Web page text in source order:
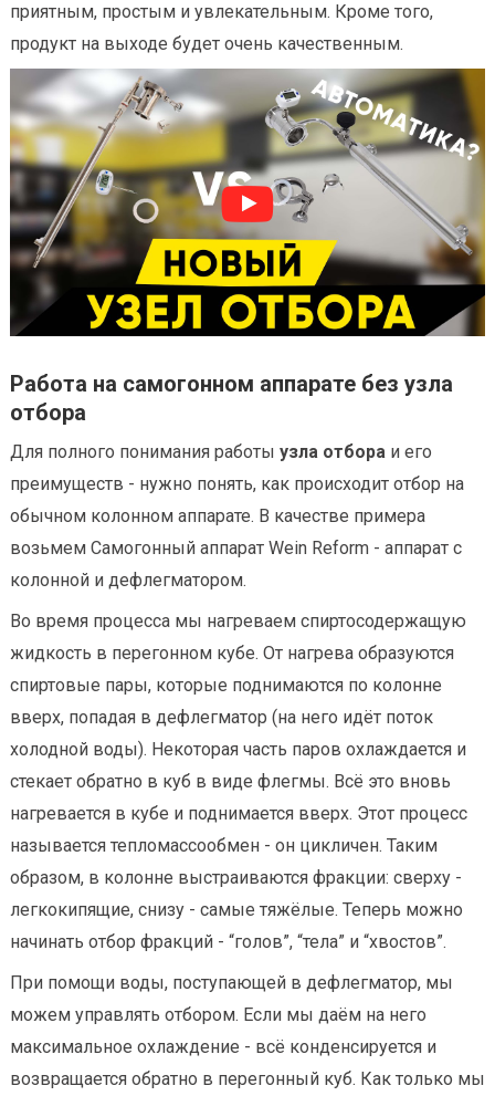
приятным, простым и увлекательным. Кроме того,
продукт на выходе будет очень качественным.
Работа на самогонном аппарате без узла
отбора
Для полного понимания работы узла отбора и его
преимуществ - нужно понять, как происходит отбор на
обычном колонном аппарате. В качестве примера
возьмем Самогонный аппарат Wein Reform - аппарат с
колонной и дефлегматором.
Во время процесса мы нагреваем спиртосодержащую
жидкость в перегонном кубе. От нагрева образуются
спиртовые пары, которые поднимаются по колонне
вверх, попадая в дефлегматор (на него идёт поток
холодной воды). Некоторая часть паров охлаждается и
стекает обратно в куб в виде флегмы. Всё это вновь
нагревается в кубе и поднимается вверх. Этот процесс
называется тепломассообмен - он цикличен. Таким
образом, в колонне выстраиваются фракции: сверху -
легкокипящие, снизу - самые тяжёлые. Теперь можно
начинать отбор фракций - “голов”, “тела” и “хвостов”.
При помощи воды, поступающей в дефлегматор, мы
можем управлять отбором. Если мы даём на него
максимальное охлаждение - всё конденсируется и
возвращается обратно в перегонный куб. Как только мы